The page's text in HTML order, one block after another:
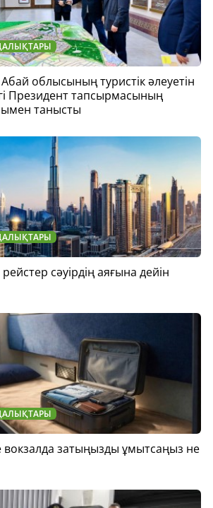
облысының туристік әлеуетін
Президент тапсырмасының
танысты
сәуірдің аяғына дейін
затыңызды ұмытсаңыз не